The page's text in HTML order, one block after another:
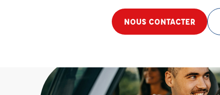
NOUS CONTACTER